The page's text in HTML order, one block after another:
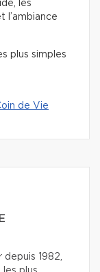
les
l’ambiance
plus simples
de Vie
1982,